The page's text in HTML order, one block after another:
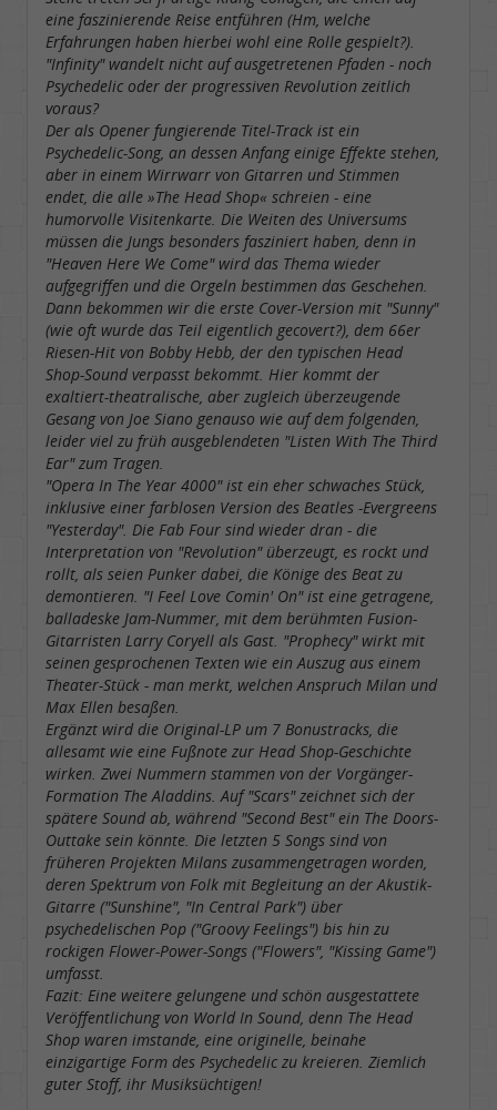
eine faszinierende Reise entführen (Hm, welche
Erfahrungen haben hierbei wohl eine Rolle gespielt?).
"Infinity" wandelt nicht auf ausgetretenen Pfaden - noch
Psychedelic oder der progressiven Revolution zeitlich
voraus?
Der als Opener fungierende Titel-Track ist ein
Psychedelic-Song, an dessen Anfang einige Effekte stehen,
aber in einem Wirrwarr von Gitarren und Stimmen
endet, die alle »The Head Shop« schreien - eine
humorvolle Visitenkarte. Die Weiten des Universums
müssen die Jungs besonders fasziniert haben, denn in
"Heaven Here We Come" wird das Thema wieder
aufgegriffen und die Orgeln bestimmen das Geschehen.
Dann bekommen wir die erste Cover-Version mit "Sunny"
(wie oft wurde das Teil eigentlich gecovert?), dem 66er
Riesen-Hit von Bobby Hebb, der den typischen Head
Shop-Sound verpasst bekommt. Hier kommt der
exaltiert-theatralische, aber zugleich überzeugende
Gesang von Joe Siano genauso wie auf dem folgenden,
leider viel zu früh ausgeblendeten "Listen With The Third
Ear" zum Tragen.
"Opera In The Year 4000" ist ein eher schwaches Stück,
inklusive einer farblosen Version des Beatles -Evergreens
"Yesterday". Die Fab Four sind wieder dran - die
Interpretation von "Revolution" überzeugt, es rockt und
rollt, als seien Punker dabei, die Könige des Beat zu
demontieren. "I Feel Love Comin' On" ist eine getragene,
balladeske Jam-Nummer, mit dem berühmten Fusion-
Gitarristen Larry Coryell als Gast. "Prophecy" wirkt mit
seinen gesprochenen Texten wie ein Auszug aus einem
Theater-Stück - man merkt, welchen Anspruch Milan und
Max Ellen besaßen.
Ergänzt wird die Original-LP um 7 Bonustracks, die
allesamt wie eine Fußnote zur Head Shop-Geschichte
wirken. Zwei Nummern stammen von der Vorgänger-
Formation The Aladdins. Auf "Scars" zeichnet sich der
spätere Sound ab, während "Second Best" ein The Doors-
Outtake sein könnte. Die letzten 5 Songs sind von
früheren Projekten Milans zusammengetragen worden,
deren Spektrum von Folk mit Begleitung an der Akustik-
Gitarre ("Sunshine", "In Central Park") über
psychedelischen Pop ("Groovy Feelings") bis hin zu
rockigen Flower-Power-Songs ("Flowers", "Kissing Game")
umfasst.
Fazit: Eine weitere gelungene und schön ausgestattete
Veröffentlichung von World In Sound, denn The Head
Shop waren imstande, eine originelle, beinahe
einzigartige Form des Psychedelic zu kreieren. Ziemlich
guter Stoff, ihr Musiksüchtigen!